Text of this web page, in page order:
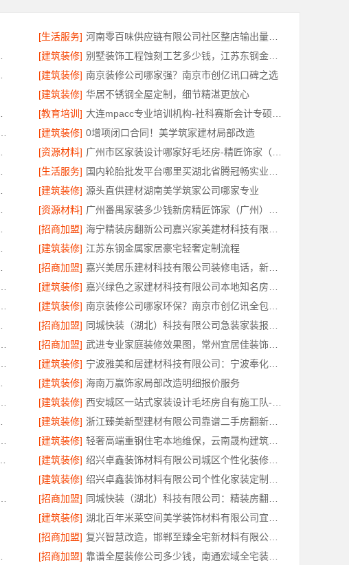
[生活服务]
[建筑装修]
[建筑装修] 南京装修公司哪家强？南京市创亿讯口碑之选
[建筑装修] 华居不锈钢全屋定制，细节精湛更放心
[教育培训]
[建筑装修] 0增项闭口合同！美学筑家建材局部改造
[资源材料]
[生活服务]
[建筑装修] 源头直供建材湖南美学筑家公司哪家专业
[资源材料]
[招商加盟]
[建筑装修] 江苏东钢金属家居豪宅轻奢定制流程
[招商加盟]
[建筑装修]
[建筑装修]
[招商加盟]
[招商加盟]
[建筑装修]
[建筑装修] 海南万赢饰家局部改造明细报价服务
[建筑装修]
[建筑装修]
[建筑装修]
[建筑装修]
[建筑装修]
[招商加盟]
[建筑装修]
[招商加盟]
[招商加盟]